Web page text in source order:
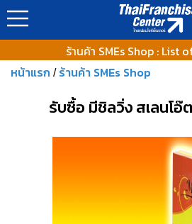
https://
ร้านค้า SMEs Shop : List
หน้าแรก / ร้านค้า SMEs Shop
รับซื้อ มีชิลวิ่ง สเลนโอ๊